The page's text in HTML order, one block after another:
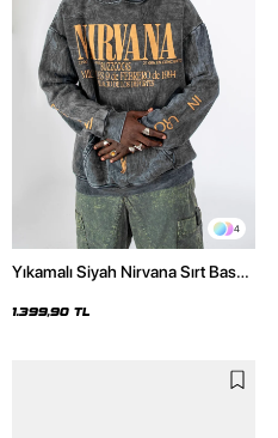
4
Yıkamalı Siyah Nirvana Sırt Baskılı
1.399,90 TL